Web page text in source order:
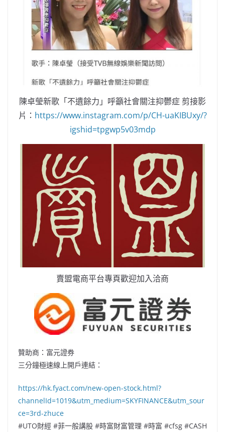
陳卓瑩新歌「不遺餘力」呼籲社會關注抑鬱症 剪接影
片： https://www.instagram.com/p/CH-uaKIBUxy/?
igshid=tpgwp5v03mdp
賣盟電商平台專頁歡迎加入洽商
贊助商：富元證券
三分鐘極速線上開戶連結：
https://hk.fyact.com/new-open-stock.html?
channelId=1019&utm_medium=SKYFINANCE&utm_sour
ce=3rd-zhuce
#UTO財經 #菲一般講股 #時富財富管理 #時富 #cfsg #CASH